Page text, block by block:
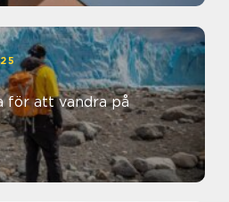
för att vandra på